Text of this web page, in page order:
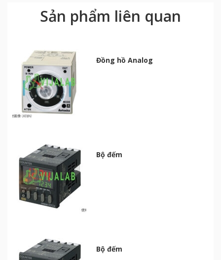
Sản phẩm liên quan
Đồng hồ Analog
Bộ đếm
Bộ đếm